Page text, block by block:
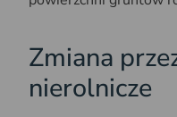
Zmiana
nierolnicze